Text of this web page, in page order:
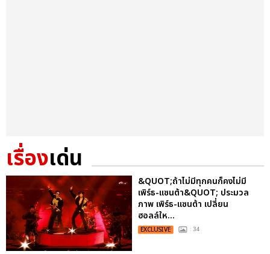
เรื่องเด่น
&QUOT;ถ้าไม่มีทุกคนก็คงไม่มี
เพิร์ธ-แซนต้า&QUOT; ประมวล
ภาพ เพิร์ธ-แซนต้า เปลี่ยน
ฮอลล์ให...
EXCLUSIVE : 34